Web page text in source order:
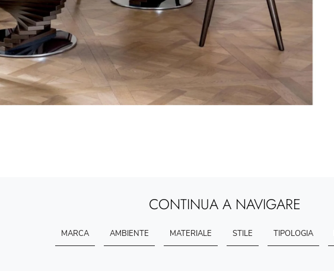
CONTINUA A NAVIGARE
MARCA AMBIENTE MATERIALE STILE TIPOLOGIA